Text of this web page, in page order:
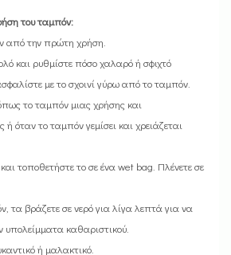
του ταμπόν:
από την πρώτη χρήση.
και ρυθμίστε πόσο χαλαρό ή σφιχτό
με το σχοινί γύρω από το ταμπόν.
το ταμπόν μιας χρήσης και
όταν το ταμπόν γεμίσει και χρειάζεται
τοποθετήστε το σε ένα wet bag. Πλένετε σε
τα βράζετε σε νερό για λίγα λεπτά για να
καθαριστικού.
ή μαλακτικό.